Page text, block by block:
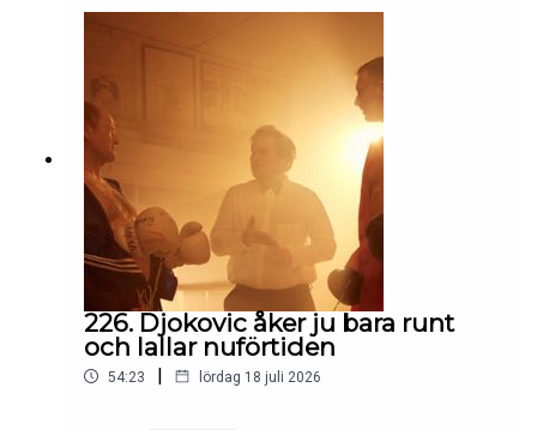
226. Djokovic åker ju bara runt
och lallar nuförtiden
54:23 | lördag 18 juli 2026